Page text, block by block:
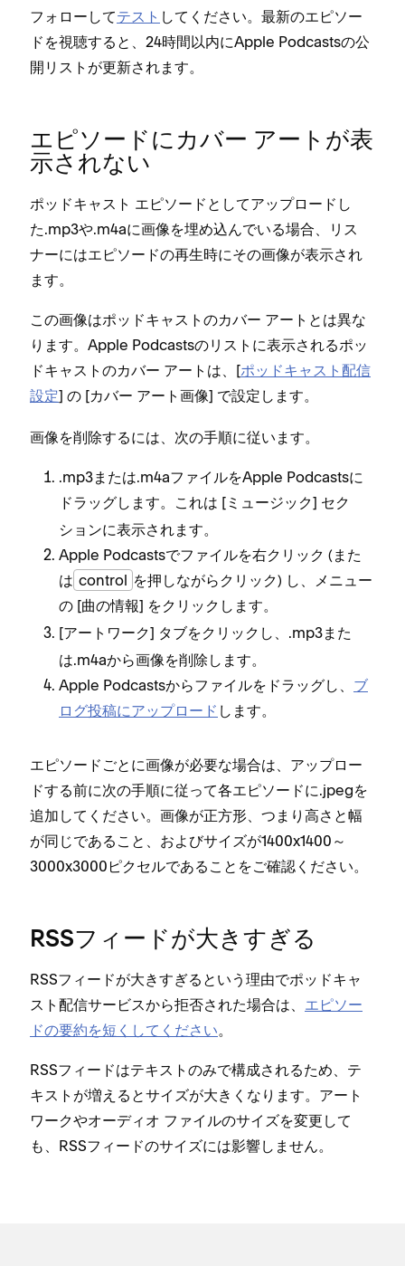
フ⁠ォロ⁠ーしてテスト してください⁠。最新のエピソ⁠ー
ドを視聴すると⁠、24時間以内にApple Podcastsの公
開リストが更新されます⁠。
エピソ⁠ードにカバ⁠ー ア⁠ートが表
示されない
ポ⁠ッドキ⁠ャスト エピソ⁠ードとしてア⁠ップロ⁠ードし
た⁠.mp3や⁠.m4aに画像を埋め込んでいる場合⁠、リス
ナ⁠ーにはエピソ⁠ードの再生時にその画像が表示され
ます⁠。
この画像はポ⁠ッドキ⁠ャストのカバ⁠ー ア⁠ートとは異な
ります⁠。Apple Podcastsのリストに表示されるポ⁠ッ
ドキ⁠ャストのカバ⁠ー ア⁠ートは⁠、[⁠ポ⁠ッドキ⁠ャスト配信
設定⁠] の [⁠カバ⁠ー ア⁠ート画像⁠] で設定します⁠。
画像を削除するには⁠、次の手順に従います⁠。
⁠.mp3または⁠.m4aフ⁠ァイルをApple Podcastsに
ドラ⁠ッグします⁠。これは [⁠ ミ⁠ュ⁠ージ⁠ック⁠] セク
シ⁠ョンに表示されます⁠。
Apple Podcastsでフ⁠ァイルを右クリ⁠ック (⁠また
は control を押しながらクリ⁠ック⁠) し⁠、メニ⁠ュ⁠ー
の [⁠曲の情報⁠] をクリ⁠ックします⁠。
[⁠ア⁠ートワ⁠ーク⁠] タブをクリ⁠ックし⁠、⁠.mp3また
は⁠.m4aから画像を削除します⁠。
Apple Podcastsからフ⁠ァイルをドラ⁠ッグし⁠、 ブ
ログ投稿にア⁠ップロ⁠ード します⁠。
エピソ⁠ードごとに画像が必要な場合は⁠、ア⁠ップロ⁠ー
ドする前に次の手順に従⁠って各エピソ⁠ードに⁠.jpegを
追加してください⁠。画像が正方形⁠、つまり高さと幅
が同じであること⁠、およびサイズが1400x1400～
3000x3000ピクセルであることをご確認ください⁠。
RSSフ⁠ィ⁠ードが大きすぎる
RSSフ⁠ィ⁠ードが大きすぎるという理由でポ⁠ッドキ⁠ャ
スト配信サ⁠ービスから拒否された場合は⁠、 エピソ⁠ー
ドの要約を短くしてください⁠。
RSSフ⁠ィ⁠ードはテキストのみで構成されるため⁠、テ
キストが増えるとサイズが大きくなります⁠。ア⁠ート
ワ⁠ークやオ⁠ーデ⁠ィオ フ⁠ァイルのサイズを変更して
も⁠、RSSフ⁠ィ⁠ードのサイズには影響しません⁠。